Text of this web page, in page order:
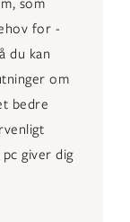
for -
du kan
om
bedre
giver dig